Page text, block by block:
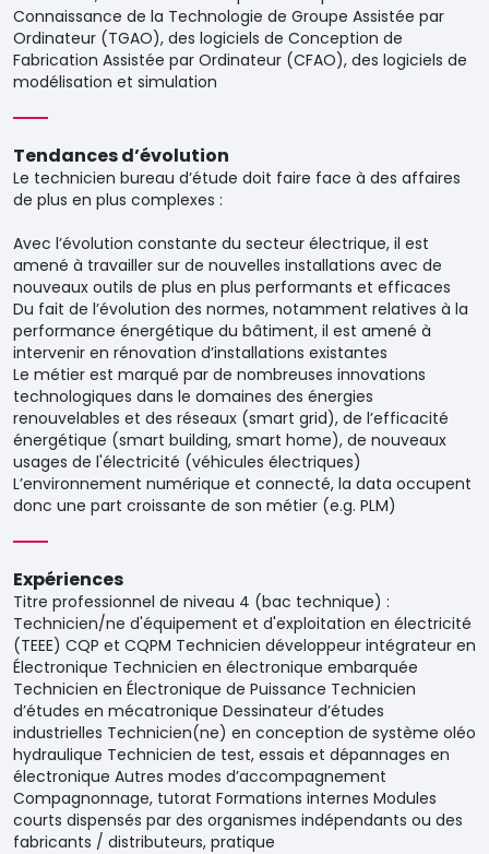
Connaissance de la Technologie de Groupe Assistée par
Ordinateur (TGAO), des logiciels de Conception de
Fabrication Assistée par Ordinateur (CFAO), des logiciels de
modélisation et simulation
Tendances d’évolution
Le technicien bureau d’étude doit faire face à des affaires
de plus en plus complexes :
Avec l’évolution constante du secteur électrique, il est
amené à travailler sur de nouvelles installations avec de
nouveaux outils de plus en plus performants et efficaces
Du fait de l’évolution des normes, notamment relatives à la
performance énergétique du bâtiment, il est amené à
intervenir en rénovation d’installations existantes
Le métier est marqué par de nombreuses innovations
technologiques dans le domaines des énergies
renouvelables et des réseaux (smart grid), de l’efficacité
énergétique (smart building, smart home), de nouveaux
usages de l'électricité (véhicules électriques)
L’environnement numérique et connecté, la data occupent
donc une part croissante de son métier (e.g. PLM)
Expériences
Titre professionnel de niveau 4 (bac technique) :
Technicien/ne d'équipement et d'exploitation en électricité
(TEEE) CQP et CQPM Technicien développeur intégrateur en
Électronique Technicien en électronique embarquée
Technicien en Électronique de Puissance Technicien
d’études en mécatronique Dessinateur d’études
industrielles Technicien(ne) en conception de système oléo
hydraulique Technicien de test, essais et dépannages en
électronique Autres modes d’accompagnement
Compagnonnage, tutorat Formations internes Modules
courts dispensés par des organismes indépendants ou des
fabricants / distributeurs, pratique